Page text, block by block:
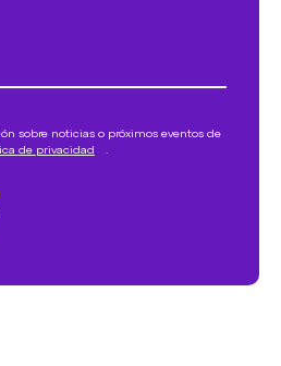
sobre noticias o próximos eventos de
de privacidad .